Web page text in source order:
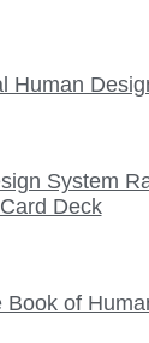
Human
System
Card Deck
Book of